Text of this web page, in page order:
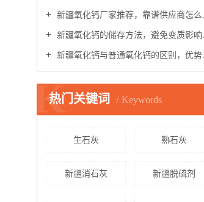
新疆氧化钙厂家推荐，靠谱供应商怎么选？
新疆氧化钙的储存方法，避免变质影响使用效果
新疆氧化钙与普通氧化钙的区别，优势在哪里？
热门关键词 Keywords
K
生石灰 熟石灰
新疆消石灰 新疆脱硫剂